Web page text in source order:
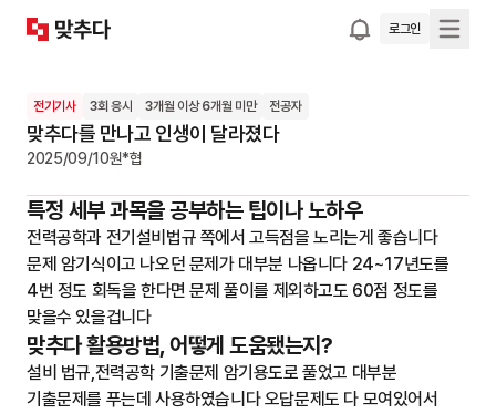
로그인
전기기사 3회 응시 3개월 이상 6개월 미만 전공자
맞추다를 만나고 인생이 달라졌다
2025/09/10원*협
특정 세부 과목을 공부하는 팁이나 노하우
전력공학과 전기설비법규 쪽에서 고득점을 노리는게 좋습니다
문제 암기식이고 나오던 문제가 대부분 나옵니다 24~17년도를
4번 정도 회독을 한다면 문제 풀이를 제외하고도 60점 정도를
맞을수 있을겁니다
맞추다 활용방법, 어떻게 도움됐는지?
설비 법규,전력공학 기출문제 암기용도로 풀었고 대부분
기출문제를 푸는데 사용하였습니다 오답문제도 다 모여있어서